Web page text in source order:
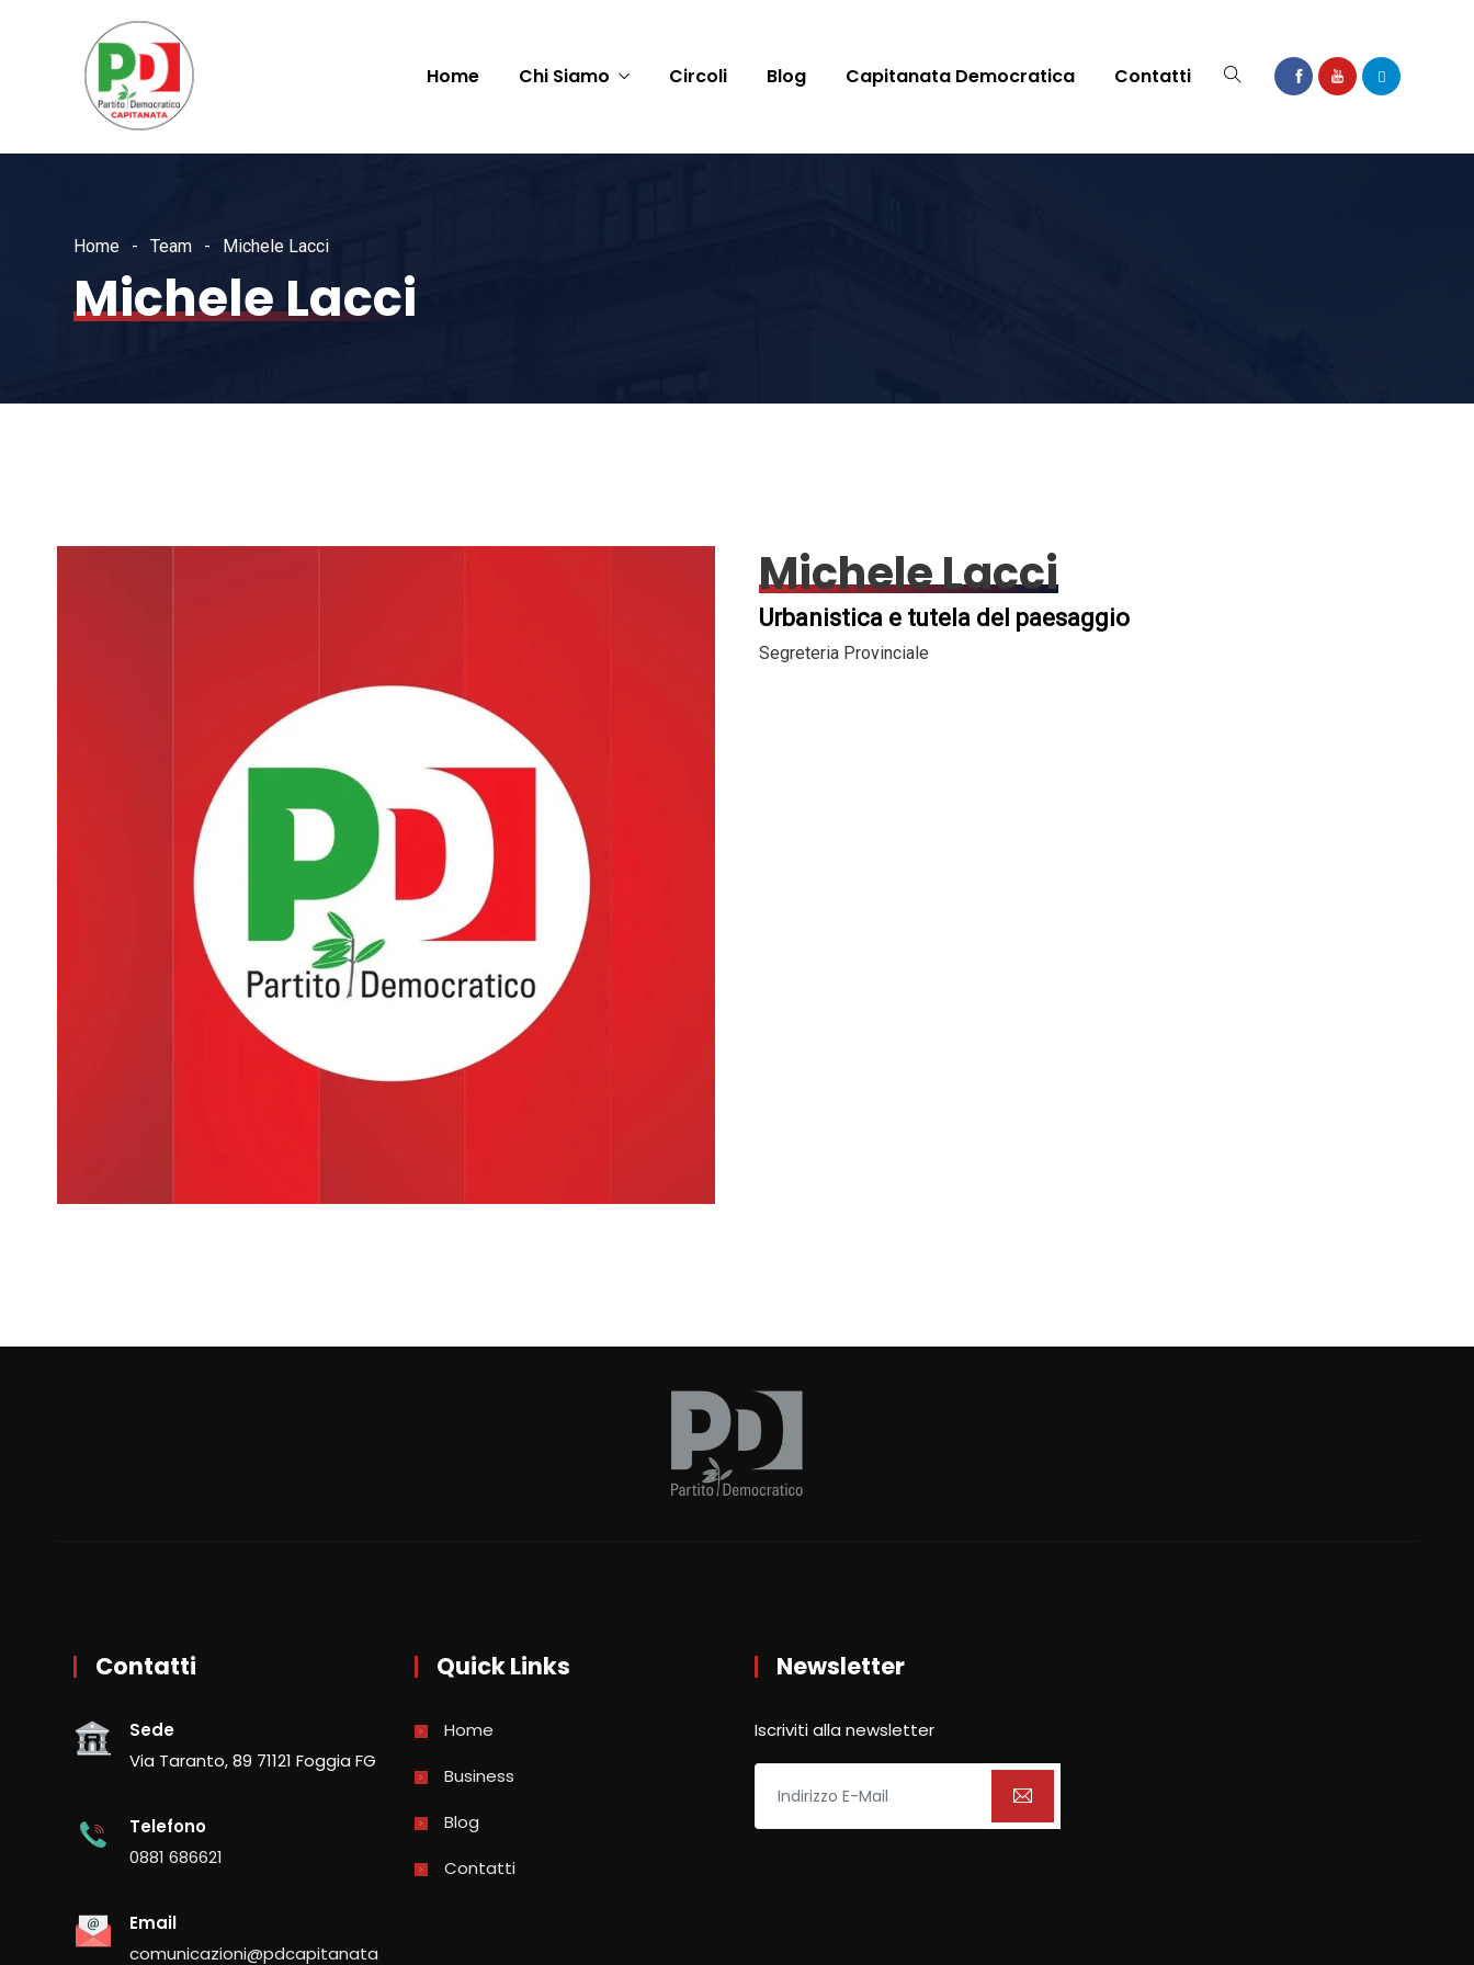
Home Chi Siamo Circoli Blog Capitanata Democratica Contatti
Home Team Michele Lacci
Michele Lacci
Michele Lacci
Urbanistica e tutela del paesaggio
Segreteria Provinciale
Contatti
Sede
Via Taranto, 89 71121 Foggia FG
Telefono
0881 686621
Email
comunicazioni@pdcapitanata.it
Quick Links
Home
Business
Blog
Contatti
Newsletter
Iscriviti alla newsletter